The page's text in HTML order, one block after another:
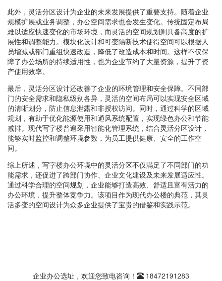
此外，灵活分区设计为企业的未来发展提供了重要支持。随着企业
规模扩展或业务调整，办公空间需求也会发生变化。传统固定布局
难以适应快速变化的市场环境，而灵活的空间规划则具备高度的扩
展性和调整能力。模块化设计和可变隔断技术使得空间可以根据人
员增减或部门重组快速改造，降低了改造成本和时间。这样不仅保
障了办公场所的持续适用性，也为企业节约了大量资源，提升了资
产使用效率。
最后，灵活分区设计还改善了企业的环境管理和安全保障。不同部
门的安全需求和隐私级别各异，灵活的空间布局可以实现安全区域
的清晰划分，防止信息泄露和非授权访问。同时，通过科学的区域
规划，有助于优化能源使用和通风系统配置，实现绿色办公和节能
减排。现代写字楼普遍采用智能化管理系统，结合灵活分区设计，
能够实时监控和调整环境参数，为员工提供健康、安全的工作空
间。
综上所述，写字楼办公环境中的灵活分区不仅满足了不同部门的功
能需求，还促进了跨部门协作、企业文化建设及未来发展适应性。
通过科学合理的空间规划，企业能够打造高效、舒适且富有活力的
办公环境，提升整体竞争力。该项目作为现代办公楼的典范，其灵
活多变的空间设计为众多企业提供了宝贵的借鉴和实践示范。
企业办公选址，欢迎您致电咨询！ 18472191283